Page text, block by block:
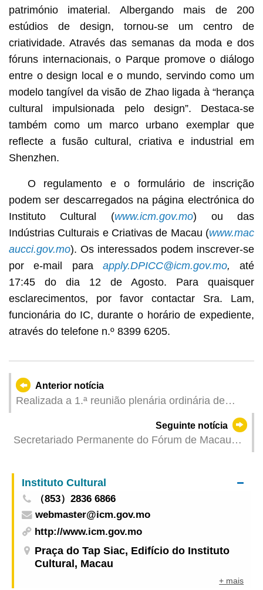
património imaterial. Albergando mais de 200
estúdios de design, tornou-se um centro de
criatividade. Através das semanas da moda e dos
fóruns internacionais, o Parque promove o diálogo
entre o design local e o mundo, servindo como um
modelo tangível da visão de Zhao ligada à “herança
cultural impulsionada pelo design”. Destaca-se
também como um marco urbano exemplar que
reflecte a fusão cultural, criativa e industrial em
Shenzhen.
O regulamento e o formulário de inscrição
podem ser descarregados na página electrónica do
Instituto Cultural (www.icm.gov.mo) ou das
Indústrias Culturais e Criativas de Macau (www.mac
aucci.gov.mo). Os interessados podem inscrever-se
por e-mail para apply.DPICC@icm.gov.mo, até
17:45 do dia 12 de Agosto. Para quaisquer
esclarecimentos, por favor contactar Sra. Lam,
funcionária do IC, durante o horário de expediente,
através do telefone n.º 8399 6205.
Anterior notícia
Realizada a 1.ª reunião plenária ordinária de
Seguinte notícia
Secretariado Permanente do Fórum de Macau
Equatorial e participou no Encontro de
Empresários para a Cooperação Económica e
Comercial entre a China e os Países de Língua
Portuguesa
Instituto Cultural
（853）2836 6866
webmaster@icm.gov.mo
http://www.icm.gov.mo
Praça do Tap Siac, Edifício do Instituto
Cultural, Macau
+ mais